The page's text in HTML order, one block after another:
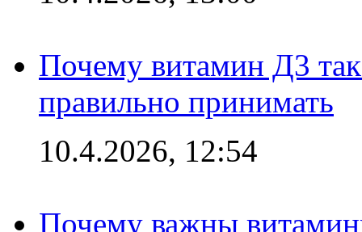
Почему витамин Д3 так
правильно принимать
10.4.2026, 12:54
Почему важны